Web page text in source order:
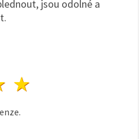
jsou odolné a
4 hvězdy